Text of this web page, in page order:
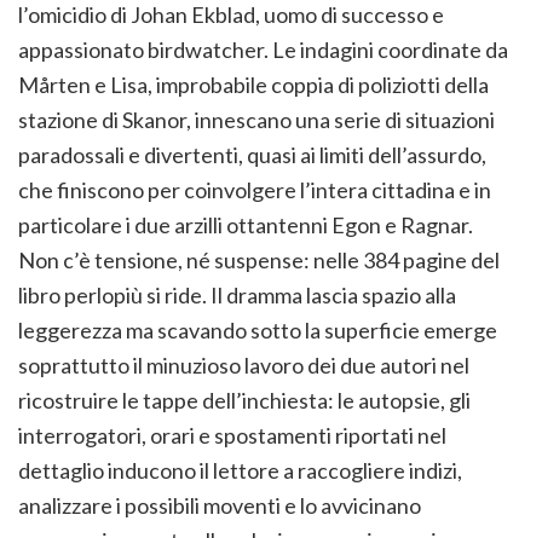
l’omicidio di Johan Ekblad, uomo di successo e
appassionato birdwatcher. Le indagini coordinate da
Mårten e Lisa, improbabile coppia di poliziotti della
stazione di Skanor, innescano una serie di situazioni
paradossali e divertenti, quasi ai limiti dell’assurdo,
che finiscono per coinvolgere l’intera cittadina e in
particolare i due arzilli ottantenni Egon e Ragnar.
Non c’è tensione, né suspense: nelle 384 pagine del
libro perlopiù si ride. Il dramma lascia spazio alla
leggerezza ma scavando sotto la superficie emerge
soprattutto il minuzioso lavoro dei due autori nel
ricostruire le tappe dell’inchiesta: le autopsie, gli
interrogatori, orari e spostamenti riportati nel
dettaglio inducono il lettore a raccogliere indizi,
analizzare i possibili moventi e lo avvicinano